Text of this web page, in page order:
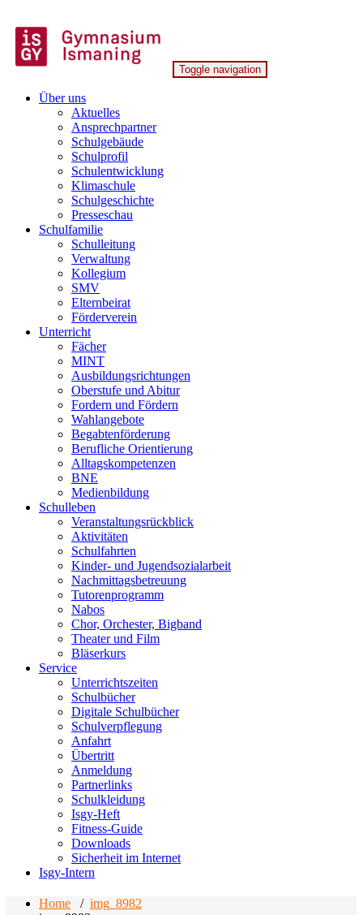
to
content
Gymnasium Ismaning
Toggle navigation
Über uns
Aktuelles
Ansprechpartner
Schulgebäude
Schulprofil
Schulentwicklung
Klimaschule
Schulgeschichte
Presseschau
Schulfamilie
Schulleitung
Verwaltung
Kollegium
SMV
Elternbeirat
Förderverein
Unterricht
Fächer
MINT
Ausbildungsrichtungen
Oberstufe und Abitur
Fordern und Fördern
Wahlangebote
Begabtenförderung
Berufliche Orientierung
Alltagskompetenzen
BNE
Medienbildung
Schulleben
Veranstaltungsrückblick
Aktivitäten
Schulfahrten
Kinder- und Jugendsozialarbeit
Nachmittagsbetreuung
Tutorenprogramm
Nabos
Chor, Orchester, Bigband
Theater und Film
Bläserkurs
Service
Unterrichtszeiten
Schulbücher
Digitale Schulbücher
Schulverpflegung
Anfahrt
Übertritt
Anmeldung
Partnerlinks
Schulkleidung
Isgy-Heft
Fitness-Guide
Downloads
Sicherheit im Internet
Isgy-Intern
Home / img_8982